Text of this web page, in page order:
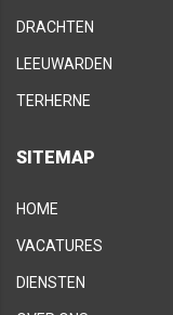
DRACHTEN
LEEUWARDEN
TERHERNE
SITEMAP
HOME
VACATURES
DIENSTEN